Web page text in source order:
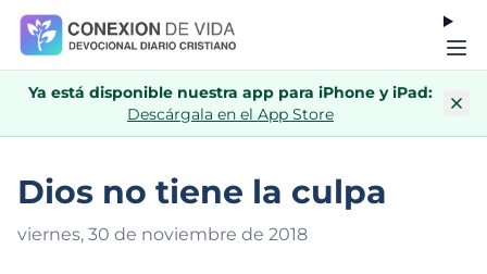
Ya está disponible nuestra app para iPhone y iPad:
Descárgala en el App Store
Dios no tiene la culpa
viernes, 30 de noviembre de 2018